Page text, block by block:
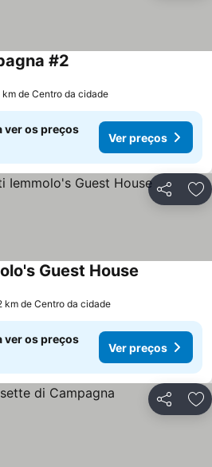
#2
km de Centro da cidade
ver os preços
Ver preços
Partilhar
Guest House
km de Centro da cidade
ver os preços
Ver preços
Partilhar